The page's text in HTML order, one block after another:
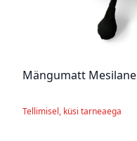
Mängumatt Mesilane
Tellimisel, küsi tarneaega